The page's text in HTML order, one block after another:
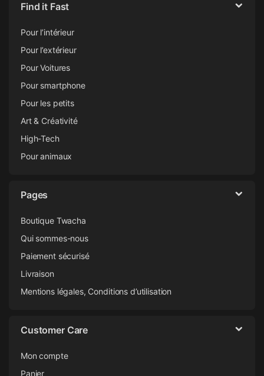
Find it Fast
Pour l’intérieur
Pour l’extérieur
Pour Voitures
Pour smartphone
Pour les petits
Art & Créativité
High-Tech
Pour animaux
Pages
Boutique Twacha
Qui sommes-nous
Paiement sécurisé
Livraison
Mentions légales, Conditions d’utilisation
Customer Care
Mon compte
Panier